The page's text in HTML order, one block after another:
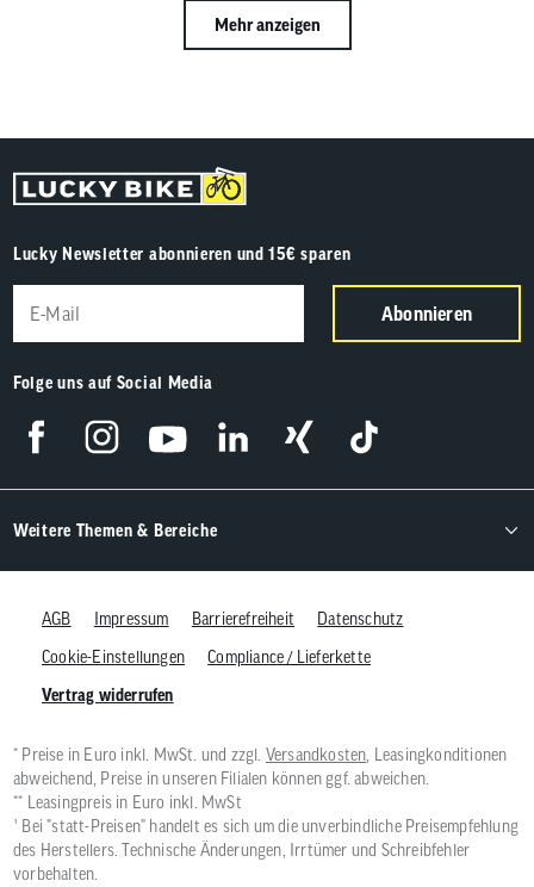
Mehr anzeigen
Lucky Newsletter abonnieren und 15€ sparen
Abonnieren
Folge uns auf Social Media
Weitere Themen & Bereiche
AGB Impressum Barrierefreiheit
Datenschutz
Cookie-Einstellungen
Compliance / Lieferkette
Vertrag widerrufen
* Preise in Euro inkl. MwSt. und zzgl. Versandkosten , Leasingkonditionen
abweichend, Preise in unseren Filialen können ggf. abweichen.
** Leasingpreis in Euro inkl. MwSt
¹ Bei "statt-Preisen" handelt es sich um die unverbindliche Preisempfehlung
des Herstellers. Technische Änderungen, Irrtümer und Schreibfehler
vorbehalten.